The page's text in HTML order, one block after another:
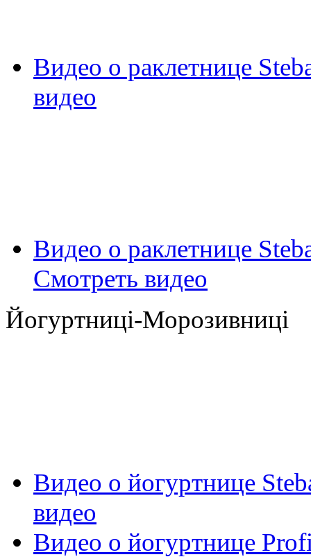
Видео о раклетнице
видео
Видео о раклетнице
Смотреть видео
Йогуртниці-Морозивниці
Видео о йогуртнице
видео
Видео о йогуртнице